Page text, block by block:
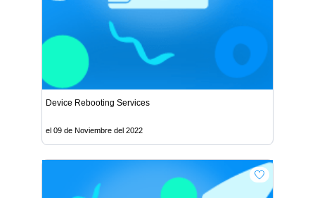
Device Rebooting Services
el 09 de Noviembre del 2022